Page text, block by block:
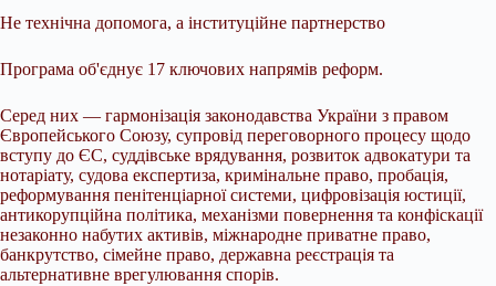
Не технічна допомога, а інституційне партнерство
Програма об'єднує 17 ключових напрямів реформ.
Серед них — гармонізація законодавства України з правом
Європейського Союзу, супровід переговорного процесу щодо
вступу до ЄС, суддівське врядування, розвиток адвокатури та
нотаріату, судова експертиза, кримінальне право, пробація,
реформування пенітенціарної системи, цифровізація юстиції,
антикорупційна політика, механізми повернення та конфіскації
незаконно набутих активів, міжнародне приватне право,
банкрутство, сімейне право, державна реєстрація та
альтернативне врегулювання спорів.